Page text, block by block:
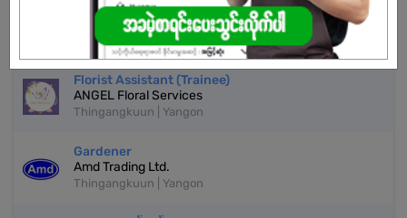
CCTV Operator
Super Seven Stars
Thingangkuun | Yangon
Florist Assistant (Trainee)
ANGEL Floral Services
Thingangkuun | Yangon
Gardener
Amd Trading Ltd.
Thingangkuun | Yangon